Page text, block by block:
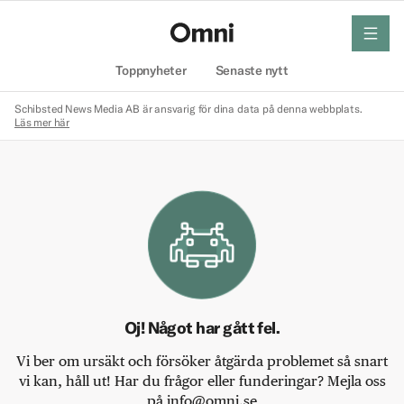
Toppnyheter Senaste nytt
meny
Schibsted News Media AB är ansvarig för dina data på denna webbplats.
Läs mer här
Oj! Något har gått fel.
Vi ber om ursäkt och försöker åtgärda problemet så snart
vi kan, håll ut! Har du frågor eller funderingar? Mejla oss